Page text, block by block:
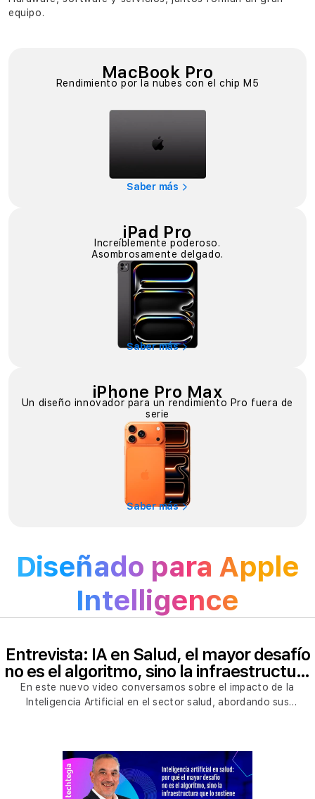
equipo.
MacBook Pro
Rendimiento por la nubes con el chip M5
Saber más
iPad Pro
Increíblemente poderoso.
Asombrosamente delgado.
Saber más
iPhone Pro Max
Un diseño innovador para un rendimiento Pro fuera de
serie
Saber más
Diseñado para Apple
Intelligence
Entrevista: IA en Salud, el mayor desafío
no es el algoritmo, sino la infraestructura
que lo sostiene
En este nuevo video conversamos sobre el impacto de la
Inteligencia Artificial en el sector salud, abordando sus
de decisiones, así como los retos en materia de regulación, ética
y seguridad que deben contemplarse para una implementación
responsable y efectiva